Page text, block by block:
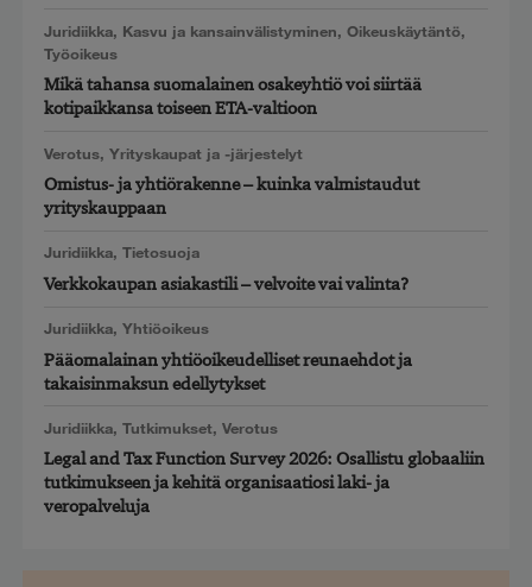
Juridiikka, Kasvu ja kansainvälistyminen, Oikeuskäytäntö,
Työoikeus
Mikä tahansa suomalainen osakeyhtiö voi siirtää
kotipaikkansa toiseen ETA-valtioon
Verotus, Yrityskaupat ja -järjestelyt
Omistus- ja yhtiörakenne – kuinka valmistaudut
yrityskauppaan
Juridiikka, Tietosuoja
Verkkokaupan asiakastili – velvoite vai valinta?
Juridiikka, Yhtiöoikeus
Pääomalainan yhtiöoikeudelliset reunaehdot ja
takaisinmaksun edellytykset
Juridiikka, Tutkimukset, Verotus
Legal and Tax Function Survey 2026: Osallistu globaaliin
tutkimukseen ja kehitä organisaatiosi laki- ja
veropalveluja